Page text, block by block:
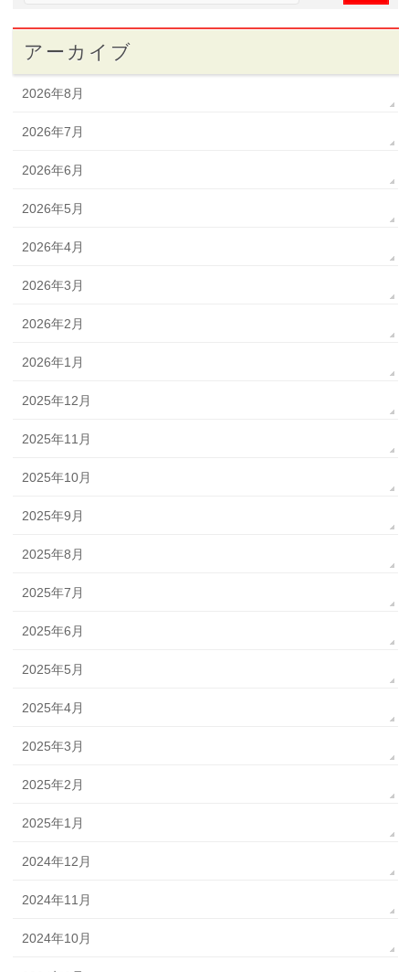
アーカイブ
2026年8月
2026年7月
2026年6月
2026年5月
2026年4月
2026年3月
2026年2月
2026年1月
2025年12月
2025年11月
2025年10月
2025年9月
2025年8月
2025年7月
2025年6月
2025年5月
2025年4月
2025年3月
2025年2月
2025年1月
2024年12月
2024年11月
2024年10月